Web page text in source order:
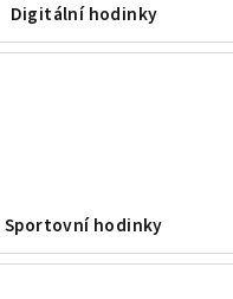
Digitální hodinky
Sportovní hodinky